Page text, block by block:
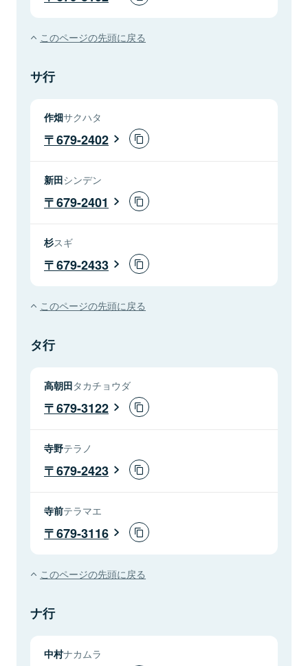
このページの先頭に戻る
サ行
作畑サクハタ
679-2402
新田シンデン
679-2401
杉スギ
679-2433
このページの先頭に戻る
タ行
高朝田タカチョウダ
679-3122
寺野テラノ
679-2423
寺前テラマエ
679-3116
このページの先頭に戻る
ナ行
中村ナカムラ